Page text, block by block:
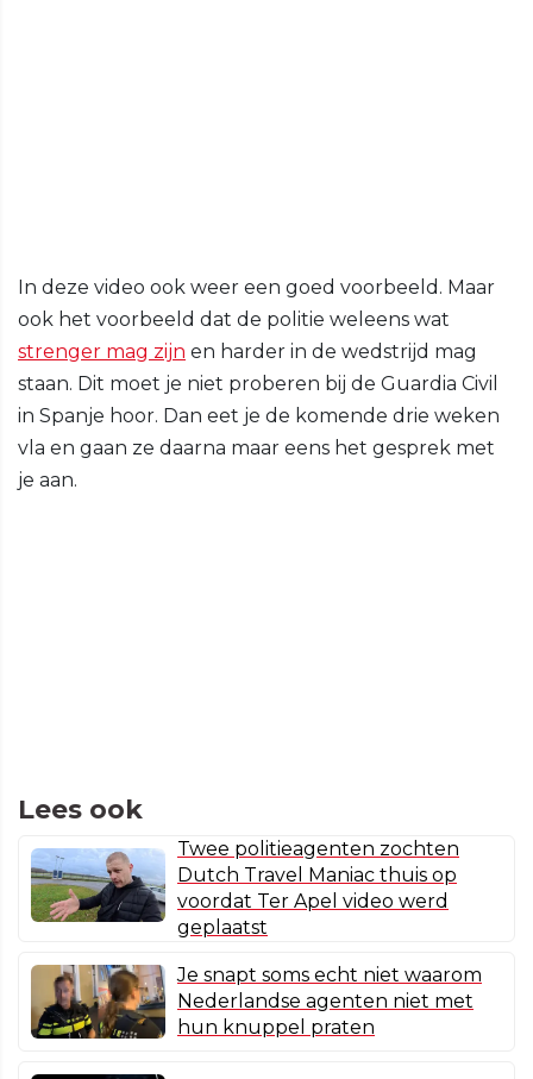
In deze video ook weer een goed voorbeeld. Maar
ook het voorbeeld dat de politie weleens wat
strenger mag zijn en harder in de wedstrijd mag
staan. Dit moet je niet proberen bij de Guardia Civil
in Spanje hoor. Dan eet je de komende drie weken
vla en gaan ze daarna maar eens het gesprek met
je aan.
Lees ook
Twee politieagenten zochten
Dutch Travel Maniac thuis op
voordat Ter Apel video werd
geplaatst
Je snapt soms echt niet waarom
Nederlandse agenten niet met
hun knuppel praten